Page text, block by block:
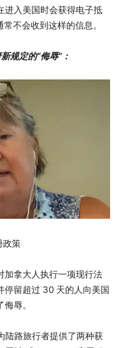
进入美国时会获得电子抵
不会收到这样的信息。
规定的“侮辱”：
政策
加拿大人执行一项现行法
停留超过 30 天的人向美国
辱。
陆路旅行者提供了两种获